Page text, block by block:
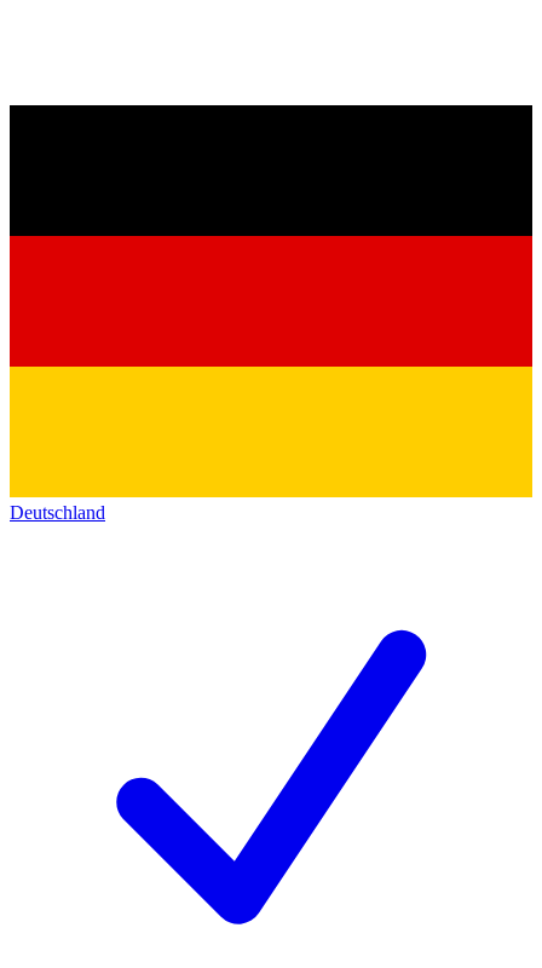
Deutschland